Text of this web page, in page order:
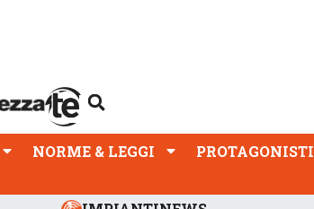
NORME & LEGGI PROTAGONISTI